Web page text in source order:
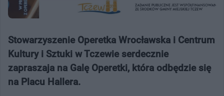
Stowarzyszenie Operetka Wrocławska i Centrum
Kultury i Sztuki w Tczewie serdecznie
zapraszaja na Galę Operetki, która odbędzie się
na Placu Hallera.